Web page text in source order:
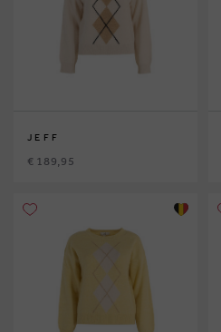
JEFF
€ 189,95